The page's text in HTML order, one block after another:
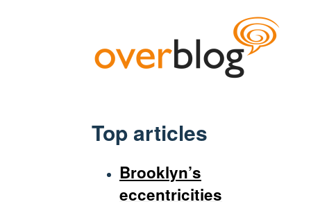
Top articles
Brooklyn’s
eccentricities